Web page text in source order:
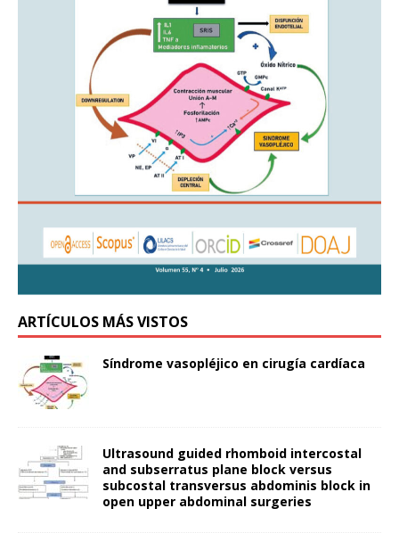
ARTÍCULOS MÁS VISTOS
Síndrome vasopléjico en cirugía cardíaca
Ultrasound guided rhomboid intercostal
and subserratus plane block versus
subcostal transversus abdominis block in
open upper abdominal surgeries